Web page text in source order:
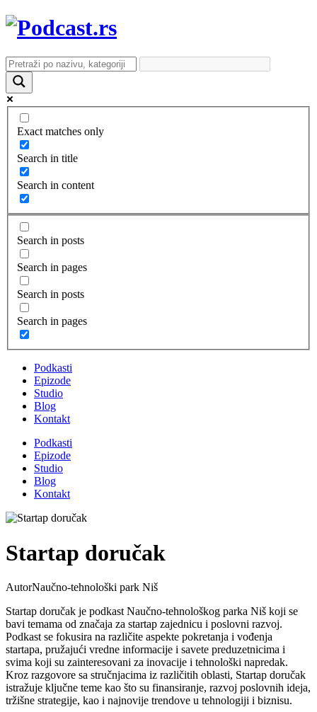
Exact matches only
Search in title
Search in content
Search in posts
Search in pages
Search in posts
Search in pages
Podkasti
Epizode
Studio
Blog
Kontakt
Podkasti
Epizode
Studio
Blog
Kontakt
Startap doručak
AutorNaučno-tehnološki park Niš
Startap doručak je podkast Naučno-tehnološkog parka Niš koji se
bavi temama od značaja za startap zajednicu i poslovni razvoj.
Podkast se fokusira na različite aspekte pokretanja i vođenja
startapa, pružajući vredne informacije i savete preduzetnicima i
svima koji su zainteresovani za inovacije i tehnološki napredak.
Kroz razgovore sa stručnjacima iz različitih oblasti, Startap doručak
istražuje ključne teme kao što su finansiranje, razvoj poslovnih ideja,
tržišne strategije, kao i najnovije trendove u tehnologiji i biznisu.